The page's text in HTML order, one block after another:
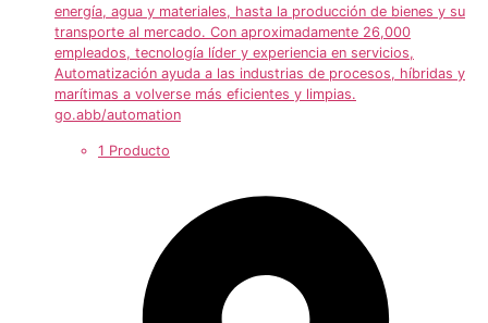
energía, agua y materiales, hasta la producción de bienes y su
transporte al mercado. Con aproximadamente 26,000
empleados, tecnología líder y experiencia en servicios,
Automatización ayuda a las industrias de procesos, híbridas y
marítimas a volverse más eficientes y limpias.
go.abb/automation
1 Producto